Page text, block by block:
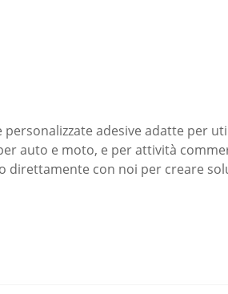
adesive adatte per
auto e moto, e per attività
direttamente con noi per creare